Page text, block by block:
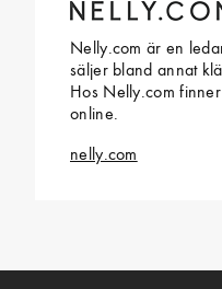
Nelly.com är en
säljer bland annat
Hos Nelly.com
online.
nelly.com